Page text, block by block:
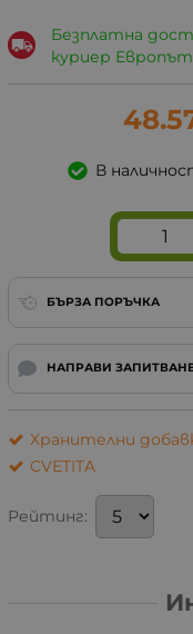
Безплатна
куриер Европът
В
БЪРЗА ПОРЪЧКА
НАПРАВИ
Хранителни
CVETITA
Рейтинг: